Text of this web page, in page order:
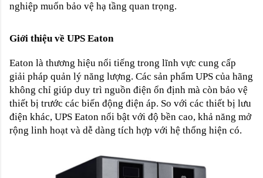
nghiệp muốn bảo vệ hạ tầng quan trọng.
Giới thiệu về UPS Eaton
Eaton là thương hiệu nổi tiếng trong lĩnh vực cung cấp
giải pháp quản lý năng lượng. Các sản phẩm UPS của hãng
không chỉ giúp duy trì nguồn điện ổn định mà còn bảo vệ
thiết bị trước các biến động điện áp. So với các thiết bị lưu
điện khác, UPS Eaton nổi bật với độ bền cao, khả năng mở
rộng linh hoạt và dễ dàng tích hợp với hệ thống hiện có.